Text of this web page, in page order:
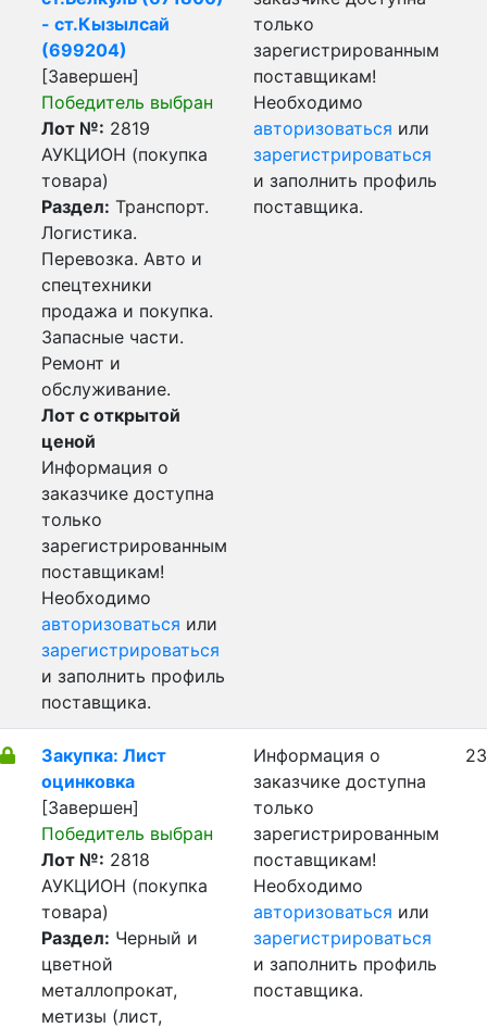
- ст.Кызылсай
(699204)
[Завершен]
Победитель выбран
Лот №: 2819
АУКЦИОН (покупка
товара)
Раздел: Транспорт.
Логистика.
Перевозка. Авто и
спецтехники
продажа и покупка.
Запасные части.
Ремонт и
обслуживание.
Лот с открытой
ценой
Информация о
заказчике доступна
только
зарегистрированным
поставщикам!
Необходимо
авторизоваться или
зарегистрироваться
и заполнить профиль
поставщика.
только
зарегистрированным
поставщикам!
Необходимо
авторизоваться или
зарегистрироваться
и заполнить профиль
поставщика.
Закупка: Лист
оцинковка
[Завершен]
Победитель выбран
Лот №: 2818
АУКЦИОН (покупка
товара)
Раздел: Черный и
цветной
металлопрокат,
метизы (лист,
Информация о
заказчике доступна
только
зарегистрированным
поставщикам!
Необходимо
авторизоваться или
зарегистрироваться
и заполнить профиль
поставщика.